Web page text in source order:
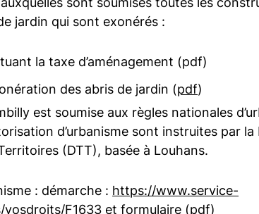
jardin qui sont exonérés :
la taxe d’aménagement (pdf)
des abris de jardin (pdf)
est soumise aux règles nationales
d’urbanisme sont instruites par
(DTT), basée à Louhans.
: démarche : https://www.service-
F1633 et formulaire (pdf)